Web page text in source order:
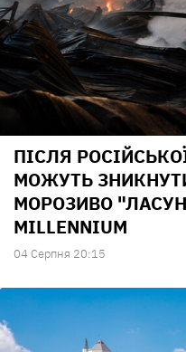
ПІСЛЯ
МОЖУТЬ
МОРОЗИВО
MILLENNIUM
04 Серпня 20:15